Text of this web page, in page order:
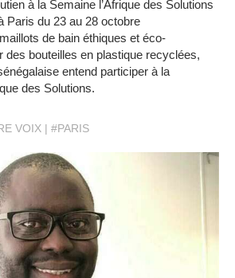
à la Semaine l’Afrique des Solutions
Paris du 23 au 28 octobre
de bain éthiques et éco-
des bouteilles en plastique recyclées,
entend participer à la
des Solutions.
VOIX #PARIS